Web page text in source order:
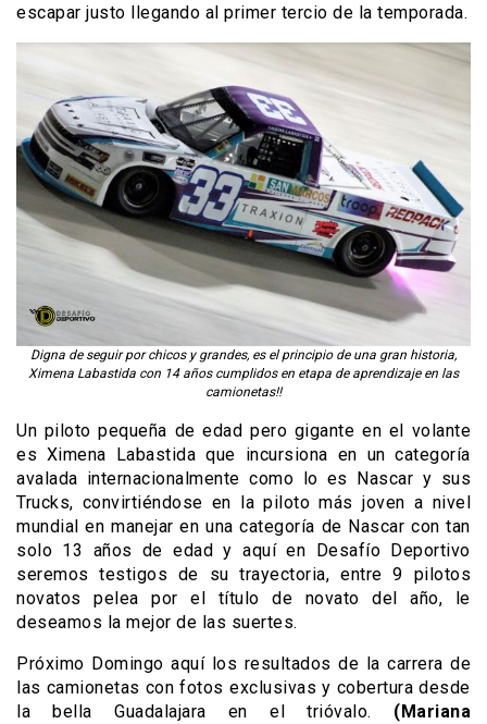
escapar justo llegando al primer tercio de la temporada.
Digna de seguir por chicos y grandes, es el principio de una gran historia,
Ximena Labastida con 14 años cumplidos en etapa de aprendizaje en las
camionetas!!
Un piloto pequeña de edad pero gigante en el volante
es Ximena Labastida que incursiona en un categoría
avalada internacionalmente como lo es Nascar y sus
Trucks, convirtiéndose en la piloto más joven a nivel
mundial en manejar en una categoría de Nascar con tan
solo 13 años de edad y aquí en Desafío Deportivo
seremos testigos de su trayectoria, entre 9 pilotos
novatos pelea por el título de novato del año, le
deseamos la mejor de las suertes.
Próximo Domingo aquí los resultados de la carrera de
las camionetas con fotos exclusivas y cobertura desde
la bella Guadalajara en el trióvalo. (Mariana